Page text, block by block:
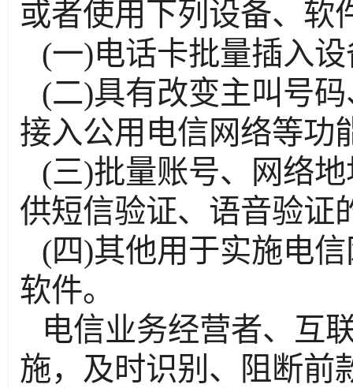
或者使用下列设备、软
(一)电话卡批量插入
(二)具有改变主叫号
接入公用电信网络等功
(三)批量账号、网络
供短信验证、语音验证
(四)其他用于实施电
软件。
电信业务经营者、互
施，及时识别、阻断前